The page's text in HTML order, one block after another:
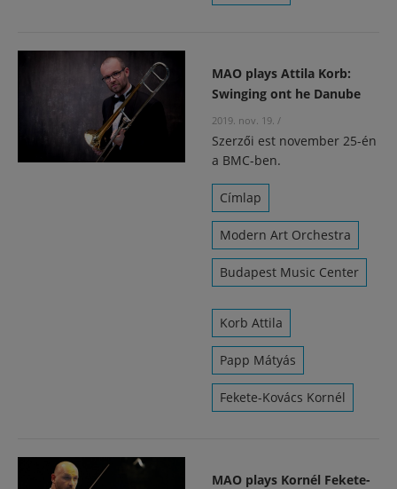
MAO plays Attila Korb:
Swinging ont he Danube
2019. nov. 19. /
Szerzői est november 25-én
a BMC-ben.
Címlap
Modern Art Orchestra
Budapest Music Center
Korb Attila
Papp Mátyás
Fekete-Kovács Kornél
MAO plays Kornél Fekete-